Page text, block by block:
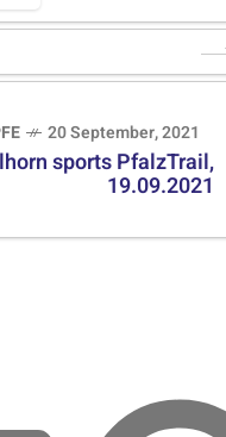
20 September, 2021
sports PfalzTrail,
19.09.2021